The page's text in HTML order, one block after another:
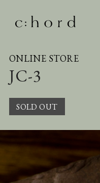
ONLINE STORE
JC-3